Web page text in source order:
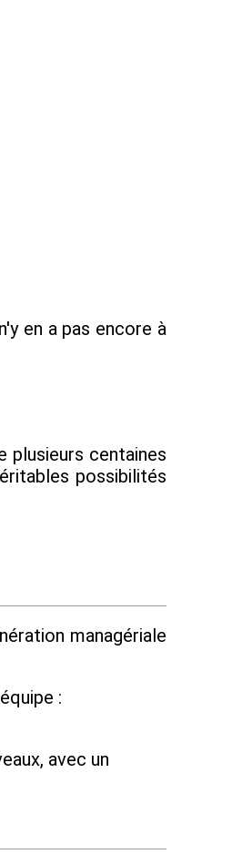
en a pas encore à
plusieurs centaines
possibilités
managériale
:
avec un